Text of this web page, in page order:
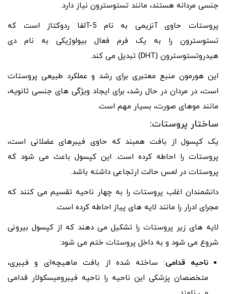
جنسی مردانه هستند، مانند تستوسترون نیاز دارد.
پروستات حاوی آنزیمی به نام 5-آلفا ردوکتاز است که
تستوسترون را به یک فرم فعال بیولوژیکی به نام دی
هیدروتستوسترون (DHT) تبدیل می کند.
این هورمون منبع معتبری برای رشد و عملکرد طبیعی پروستات
است، در مردان در حال رشد، برای ایجاد ویژگی های جنسی ثانویه،
مانند موهای صورت، بسیار مهم است.
ساختار پروستات:
یک کپسول از بافت همبند که حاوی فیبرهای عضلانی است،
پروستات را احاطه کرده است. این کپسول باعث می شود که
پروستات در لمس حالت ارتجاعی داشته باشد.
دانشمندان اغلب پروستات را به چهار ناحیه تقسیم می کنند که
مجرای ادرار را مانند لایه های پیاز احاطه کرده است.
لایه های زیر پروستات را تشکیل می دهند که از کپسول بیرونی
شروع می شود و به داخل پروستات ختم می شود:
ناحیه قدامی: ساخته شده از بافت ماهیچه‌ای و فیبری،
متخصصان پزشکی این ناحیه را ناحیه فیبرومیسکولار قدامی